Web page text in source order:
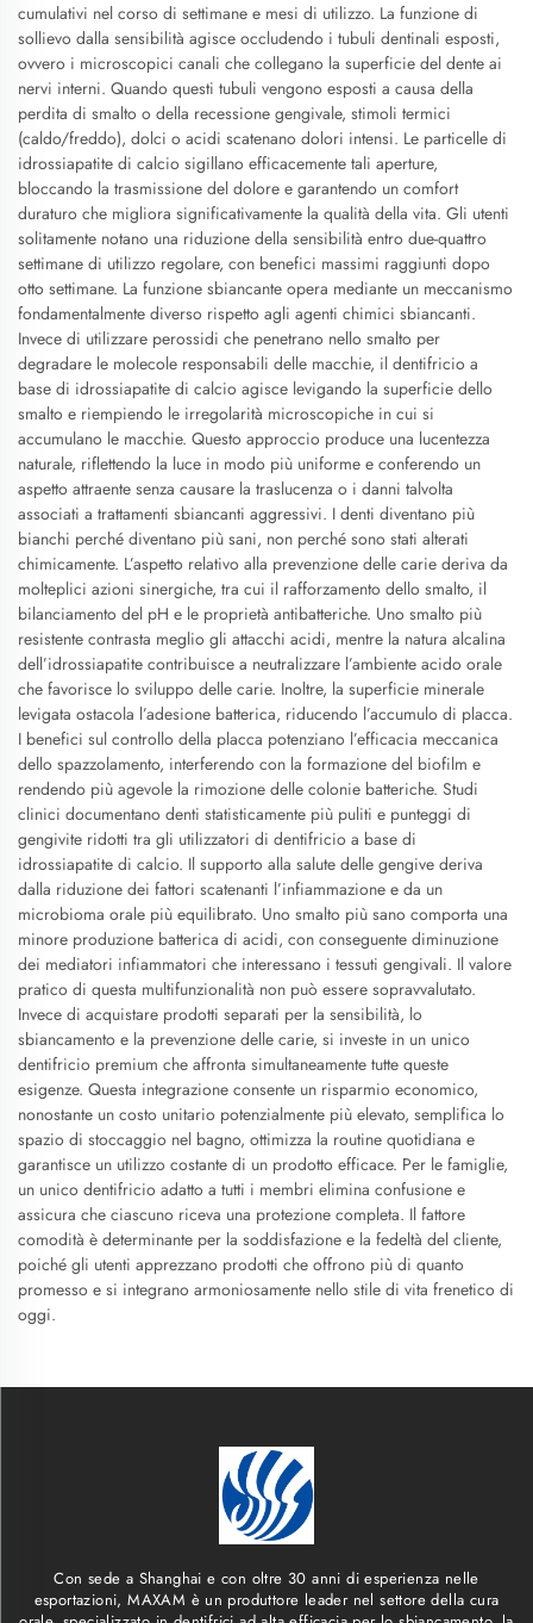
cumulativi nel corso di settimane e mesi di utilizzo. La funzione di
sollievo dalla sensibilità agisce occludendo i tubuli dentinali esposti,
ovvero i microscopici canali che collegano la superficie del dente ai
nervi interni. Quando questi tubuli vengono esposti a causa della
perdita di smalto o della recessione gengivale, stimoli termici
(caldo/freddo), dolci o acidi scatenano dolori intensi. Le particelle di
idrossiapatite di calcio sigillano efficacemente tali aperture,
bloccando la trasmissione del dolore e garantendo un comfort
duraturo che migliora significativamente la qualità della vita. Gli utenti
solitamente notano una riduzione della sensibilità entro due-quattro
settimane di utilizzo regolare, con benefici massimi raggiunti dopo
otto settimane. La funzione sbiancante opera mediante un meccanismo
fondamentalmente diverso rispetto agli agenti chimici sbiancanti.
Invece di utilizzare perossidi che penetrano nello smalto per
degradare le molecole responsabili delle macchie, il dentifricio a
base di idrossiapatite di calcio agisce levigando la superficie dello
smalto e riempiendo le irregolarità microscopiche in cui si
accumulano le macchie. Questo approccio produce una lucentezza
naturale, riflettendo la luce in modo più uniforme e conferendo un
aspetto attraente senza causare la traslucenza o i danni talvolta
associati a trattamenti sbiancanti aggressivi. I denti diventano più
bianchi perché diventano più sani, non perché sono stati alterati
chimicamente. L’aspetto relativo alla prevenzione delle carie deriva da
molteplici azioni sinergiche, tra cui il rafforzamento dello smalto, il
bilanciamento del pH e le proprietà antibatteriche. Uno smalto più
resistente contrasta meglio gli attacchi acidi, mentre la natura alcalina
dell’idrossiapatite contribuisce a neutralizzare l’ambiente acido orale
che favorisce lo sviluppo delle carie. Inoltre, la superficie minerale
levigata ostacola l’adesione batterica, riducendo l’accumulo di placca.
I benefici sul controllo della placca potenziano l’efficacia meccanica
dello spazzolamento, interferendo con la formazione del biofilm e
rendendo più agevole la rimozione delle colonie batteriche. Studi
clinici documentano denti statisticamente più puliti e punteggi di
gengivite ridotti tra gli utilizzatori di dentifricio a base di
idrossiapatite di calcio. Il supporto alla salute delle gengive deriva
dalla riduzione dei fattori scatenanti l’infiammazione e da un
microbioma orale più equilibrato. Uno smalto più sano comporta una
minore produzione batterica di acidi, con conseguente diminuzione
dei mediatori infiammatori che interessano i tessuti gengivali. Il valore
pratico di questa multifunzionalità non può essere sopravvalutato.
Invece di acquistare prodotti separati per la sensibilità, lo
sbiancamento e la prevenzione delle carie, si investe in un unico
dentifricio premium che affronta simultaneamente tutte queste
esigenze. Questa integrazione consente un risparmio economico,
nonostante un costo unitario potenzialmente più elevato, semplifica lo
spazio di stoccaggio nel bagno, ottimizza la routine quotidiana e
garantisce un utilizzo costante di un prodotto efficace. Per le famiglie,
un unico dentifricio adatto a tutti i membri elimina confusione e
assicura che ciascuno riceva una protezione completa. Il fattore
comodità è determinante per la soddisfazione e la fedeltà del cliente,
poiché gli utenti apprezzano prodotti che offrono più di quanto
promesso e si integrano armoniosamente nello stile di vita frenetico di
oggi.
Con sede a Shanghai e con oltre 30 anni di esperienza nelle
esportazioni, MAXAM è un produttore leader nel settore della cura